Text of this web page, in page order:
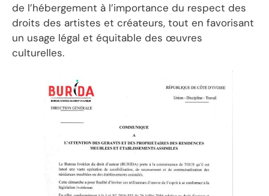
de l’hébergement à l’importance du respect des
droits des artistes et créateurs, tout en favorisant
un usage légal et équitable des œuvres
culturelles.